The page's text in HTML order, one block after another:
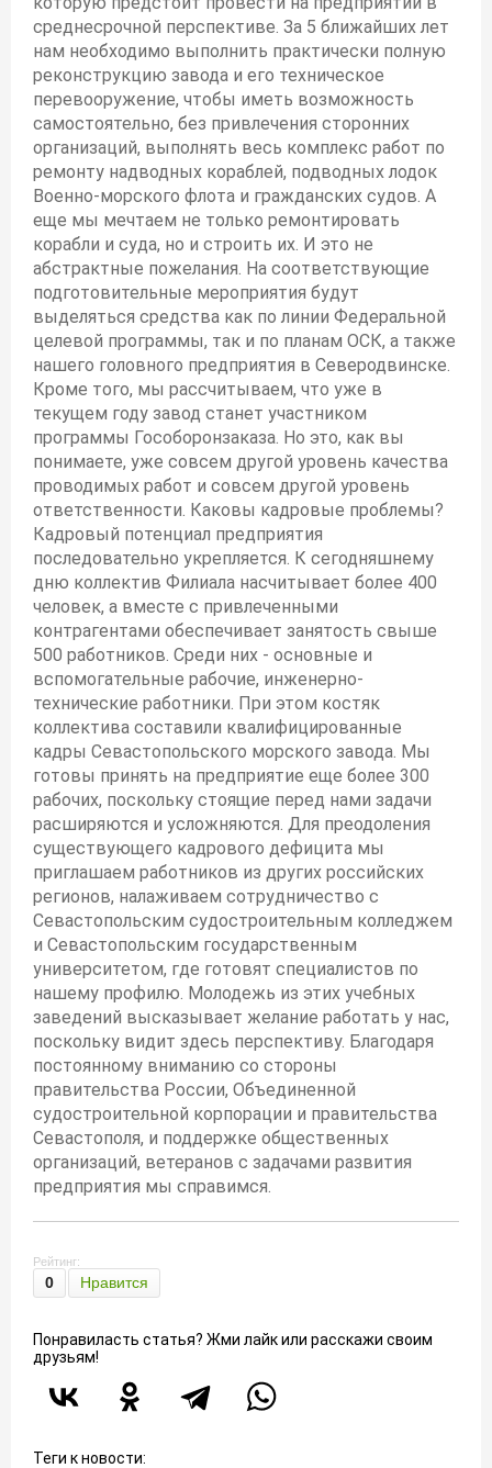
среднесрочной перспективе. За 5 ближайших лет
нам необходимо выполнить практически полную
реконструкцию завода и его техническое
перевооружение, чтобы иметь возможность
самостоятельно, без привлечения сторонних
организаций, выполнять весь комплекс работ по
ремонту надводных кораблей, подводных лодок
Военно-морского флота и гражданских судов. А
еще мы мечтаем не только ремонтировать
корабли и суда, но и строить их. И это не
абстрактные пожелания. На соответствующие
подготовительные мероприятия будут
выделяться средства как по линии Федеральной
целевой программы, так и по планам ОСК, а также
нашего головного предприятия в Северодвинске.
Кроме того, мы рассчитываем, что уже в
текущем году завод станет участником
программы Гособоронзаказа. Но это, как вы
понимаете, уже совсем другой уровень качества
проводимых работ и совсем другой уровень
ответственности. Каковы кадровые проблемы?
Кадровый потенциал предприятия
последовательно укрепляется. К сегодняшнему
дню коллектив Филиала насчитывает более 400
человек, а вместе с привлеченными
контрагентами обеспечивает занятость свыше
500 работников. Среди них - основные и
вспомогательные рабочие, инженерно-
технические работники. При этом костяк
коллектива составили квалифицированные
кадры Севастопольского морского завода. Мы
готовы принять на предприятие еще более 300
рабочих, поскольку стоящие перед нами задачи
расширяются и усложняются. Для преодоления
существующего кадрового дефицита мы
приглашаем работников из других российских
регионов, налаживаем сотрудничество с
Севастопольским судостроительным колледжем
и Севастопольским государственным
университетом, где готовят специалистов по
нашему профилю. Молодежь из этих учебных
заведений высказывает желание работать у нас,
поскольку видит здесь перспективу. Благодаря
постоянному вниманию со стороны
правительства России, Объединенной
судостроительной корпорации и правительства
Севастополя, и поддержке общественных
организаций, ветеранов с задачами развития
предприятия мы справимся.
Рейтинг:
0 Нравится
Понравиласть статья? Жми лайк или расскажи своим
друзьям!
Теги к новости: